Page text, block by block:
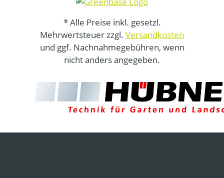
* Alle Preise inkl. gesetzl.
Mehrwertsteuer zzgl. Versandkosten
und ggf. Nachnahmegebühren, wenn
nicht anders angegeben.